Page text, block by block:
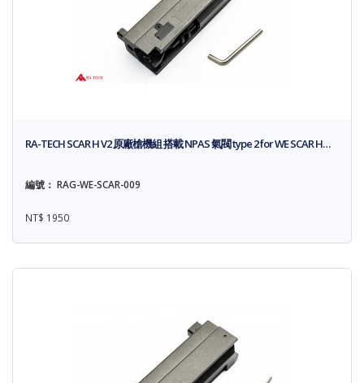
RA-TECH SCAR H V2 原廠槍機組 搭載 NPAS 氣閥 type 2 for WE SCAR H…
編號： RAG-WE-SCAR-009
NT$ 1950